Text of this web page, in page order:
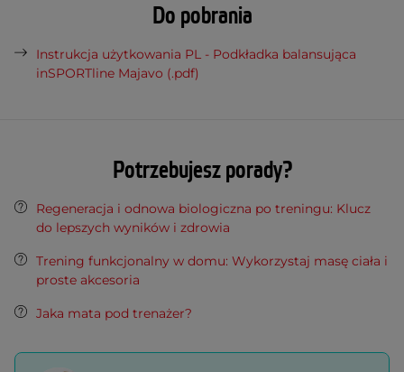
Do pobrania
Instrukcja użytkowania PL - Podkładka balansująca
inSPORTline Majavo (.pdf)
Potrzebujesz porady?
Regeneracja i odnowa biologiczna po treningu: Klucz
do lepszych wyników i zdrowia
Trening funkcjonalny w domu: Wykorzystaj masę ciała i
proste akcesoria
Jaka mata pod trenażer?